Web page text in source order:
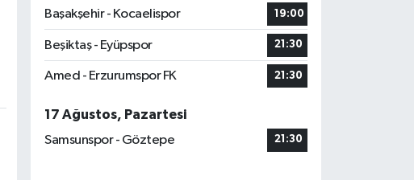
Başakşehir - Kocaelispor
19:00
Beşiktaş - Eyüpspor 21:30
Amed - Erzurumspor FK 21:30
17 Ağustos, Pazartesi
Samsunspor - Göztepe
21:30